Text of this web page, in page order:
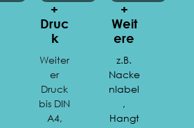
+
Druc
K
Weiter
er
Druck
bis DIN
A4,
+
Weit
Ere
z.B.
Nacke
nlabel
,
Hangt